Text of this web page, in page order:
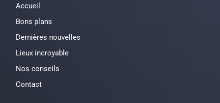
Accueil
Bons plans
Dernières nouvelles
Lieux incroyable
Nos conseils
Contact